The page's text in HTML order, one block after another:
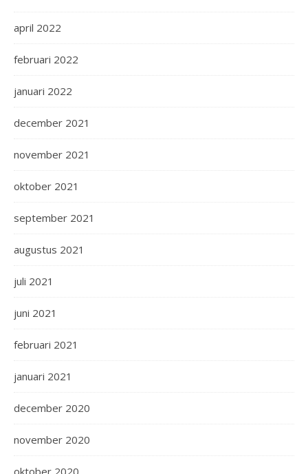
april 2022
februari 2022
januari 2022
december 2021
november 2021
oktober 2021
september 2021
augustus 2021
juli 2021
juni 2021
februari 2021
januari 2021
december 2020
november 2020